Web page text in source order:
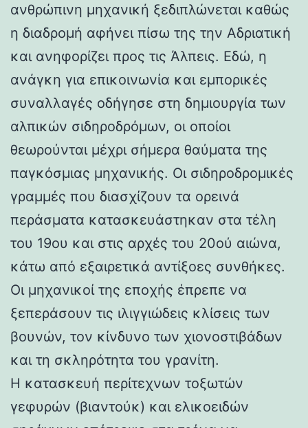
ανθρώπινη μηχανική ξεδιπλώνεται καθώς
η διαδρομή αφήνει πίσω της την Αδριατική
και ανηφορίζει προς τις Άλπεις. Εδώ, η
ανάγκη για επικοινωνία και εμπορικές
συναλλαγές οδήγησε στη δημιουργία των
αλπικών σιδηροδρόμων, οι οποίοι
θεωρούνται μέχρι σήμερα θαύματα της
παγκόσμιας μηχανικής. Οι σιδηροδρομικές
γραμμές που διασχίζουν τα ορεινά
περάσματα κατασκευάστηκαν στα τέλη
του 19ου και στις αρχές του 20ού αιώνα,
κάτω από εξαιρετικά αντίξοες συνθήκες.
Οι μηχανικοί της εποχής έπρεπε να
ξεπεράσουν τις ιλιγγιώδεις κλίσεις των
βουνών, τον κίνδυνο των χιονοστιβάδων
και τη σκληρότητα του γρανίτη.
Η κατασκευή περίτεχνων τοξωτών
γεφυρών (βιαντούκ) και ελικοειδών